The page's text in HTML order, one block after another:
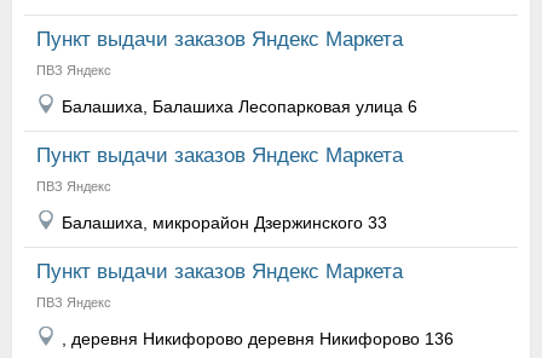
Пункт выдачи заказов Яндекс Маркета
ПВЗ Яндекс
Балашиха, Балашиха Лесопарковая улица 6
Пункт выдачи заказов Яндекс Маркета
ПВЗ Яндекс
Балашиха, микрорайон Дзержинского 33
Пункт выдачи заказов Яндекс Маркета
ПВЗ Яндекс
, деревня Никифорово деревня Никифорово 136